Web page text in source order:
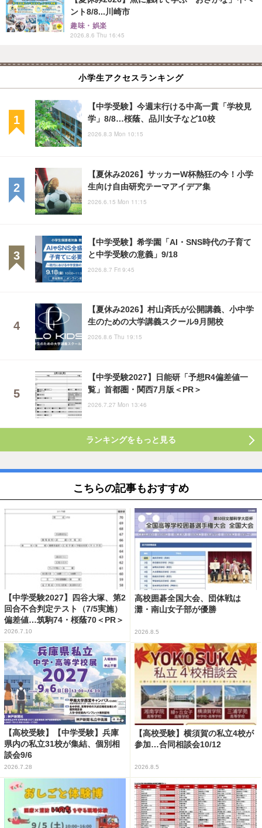
ント8/8...川崎市
趣味・娯楽
2026.8.6 Thu 16:45
小学生アクセスランキング
【中学受験】今週末行ける中高一貫「学校見
学」8/8…桜蔭、品川女子など10校
2026.8.3 Mon 10:15
【夏休み2026】サッカーW杯熱狂の今！小学
生向け自由研究テーマアイデア集
2026.6.15 Mon 11:15
【中学受験】希学園「AI・SNS時代の子育て
と中学受験の意義」9/18
2026.8.7 Fri 9:45
【夏休み2026】村山斉氏が公開講義、小中学
生のための大学講義スクール9月開校
2026.8.6 Thu 19:15
【中学受験2027】日能研「予想R4偏差値一
覧」首都圏・関西7月版＜PR＞
2026.7.27 Mon 13:46
ランキングをもっと見る
こちらの記事もおすすめ
【中学受験2027】四谷大塚、第2
回合不合判定テスト（7/5実施）
偏差値…筑駒74・桜蔭70＜PR＞
2026.7.10
高校囲碁全国大会、団体戦は
灘・南山女子部が優勝
2026.8.5
【高校受験】【中学受験】兵庫
県内の私立31校が集結、個別相
談会9/6
2026.7.28
【高校受験】横須賀の私立4校が
参加…合同相談会10/12
2026.8.5